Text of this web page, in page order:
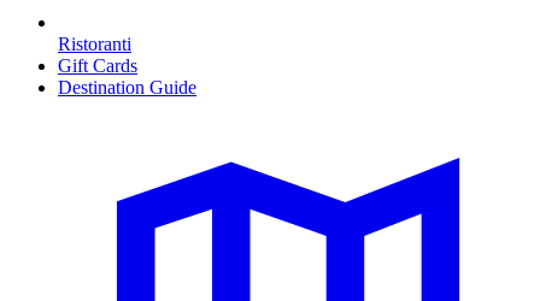
Ristoranti
Gift Cards
Destination Guide